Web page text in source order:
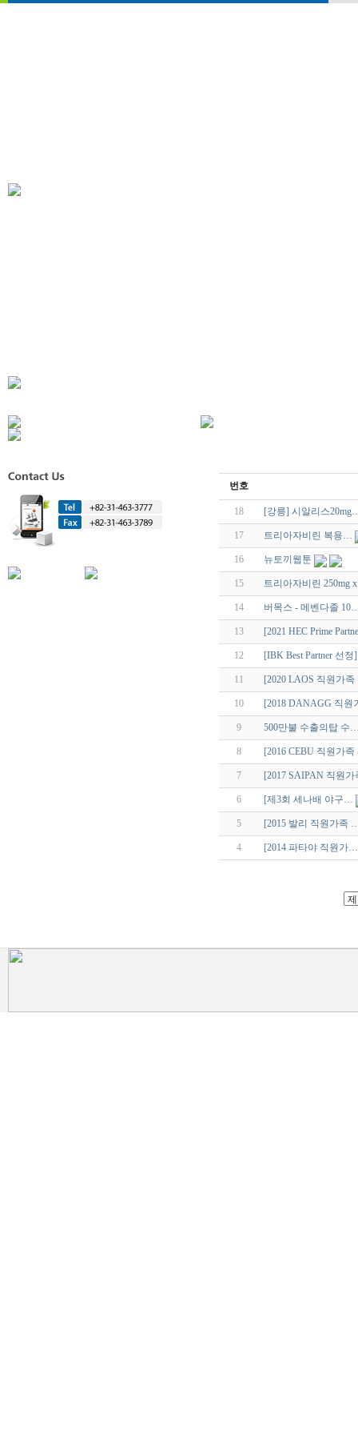
번호
18 [강릉] 시알리스
17 트리아자비린 복용…
16 뉴토끼웹툰
15 트리아자비린 250mg
14 버목스 - 메벤다졸
13 [2021 HEC Prime
12 [IBK Best Partner 선정]
11 [2020 LAOS 직원가
10 [2018 DANAGG 직
9 500만불 수출의탑 수
8 [2016 CEBU 직원가
7 [2017 SAIPAN 직원
6 [제3회 세나배 야구…
5 [2015 발리 직원가족
4 [2014 파타야 직원가…